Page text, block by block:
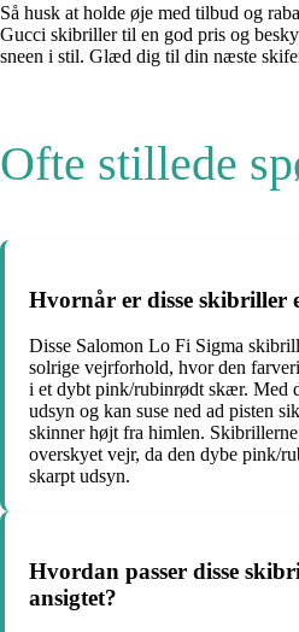
Så husk at holde øje med tilbud og
Gucci skibriller til en god pris og
sneen i stil. Glæd dig til din næste
Ofte stillede
Hvornår er disse skibriller
Disse Salomon Lo Fi Sigma
solrige vejrforhold, hvor den
i et dybt pink/rubinrødt skær. Med
udsyn og kan suse ned ad pisten
skinner højt fra himlen.
overskyet vejr, da den dybe pink/
skarpt udsyn.
Hvordan passer disse
ansigtet?